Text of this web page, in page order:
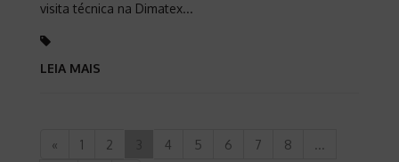
visita técnica na Dimatex...
LEIA MAIS
« 1 2 4 5 6 7 8
...